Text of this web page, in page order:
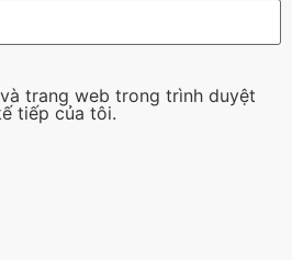
trang web trong trình duyệt
tiếp của tôi.